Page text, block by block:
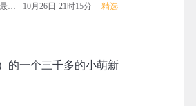
爱学习的人儿最最最可爱 10月26日 21时15分 精选
的一个三千多的小萌新